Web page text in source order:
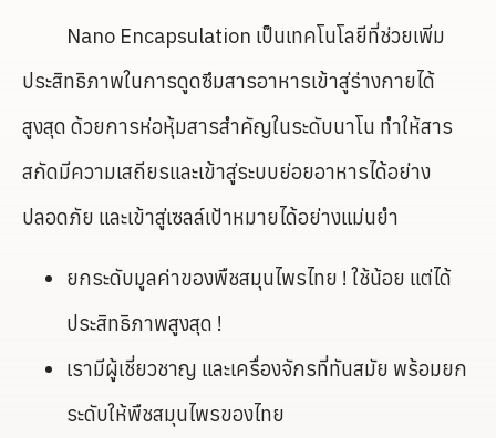
Nano Encapsulation เป็นเทคโนโลยีที่ช่วยเพิ่ม
ประสิทธิภาพในการดูดซึมสารอาหารเข้าสู่ร่างกายได้
สูงสุด ด้วยการห่อหุ้มสารสำคัญในระดับนาโน ทำให้สาร
สกัดมีความเสถียรและเข้าสู่ระบบย่อยอาหารได้อย่าง
ปลอดภัย และเข้าสู่เซลล์เป้าหมายได้อย่างแม่นยำ
ยกระดับมูลค่าของพืชสมุนไพรไทย ! ใช้น้อย แต่ได้
ประสิทธิภาพสูงสุด !
เรามีผู้เชี่ยวชาญ และเครื่องจักรที่ทันสมัย พร้อมยก
ระดับให้พืชสมุนไพรของไทย